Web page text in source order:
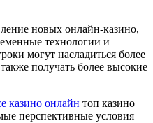
новых онлайн-казино,
технологии и
могут насладиться более
получать более высокие
казино онлайн топ казино
перспективные условия